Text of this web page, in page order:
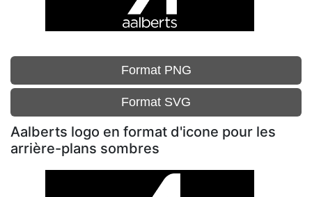
Format PNG
Format SVG
Aalberts logo en format d'icone pour les
arrière-plans sombres